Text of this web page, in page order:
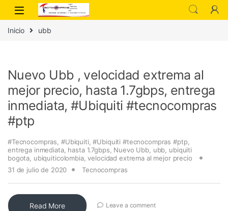
Inicio ubb
Nuevo Ubb , velocidad extrema al
mejor precio, hasta 1.7gbps, entrega
inmediata, #Ubiquiti #tecnocompras
#ptp
#Tecnocompras #Ubiquiti ,#Ubiquiti #tecnocompras #ptp,
entrega inmediata, hasta 1.7gbps Nuevo Ubb ubb ubiquiti
bogota ubiquiticolombia,velocidad extrema al mejor precio
31 de julio de 2020
Tecnocompras
Read More Leave a comment